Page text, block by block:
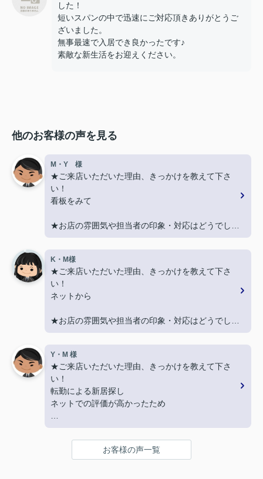
した！
短いスパンの中で迅速にご対応頂きありがとうご
ざいました。
無事最速で入居でき良かったです♪
素敵な新生活をお迎えください。
他のお客様の声を見る
M・Y 様
★ご来店いただいた理由、きっかけを教えて下さ
い！
看板をみて
★お店の雰囲気や担当者の印象・対応はどうでした
か？
親切に対応いただき良かったです！
★担当者、または当店に一言お願い致します！
契約まで色々とご対応いただきありがとうございま
した！
K・M様
★ご来店いただいた理由、きっかけを教えて下さ
い！
ネットから
★お店の雰囲気や担当者の印象・対応はどうでした
か？
LINEでのコミュニケーションでやりやすい！
★担当者、または当店に一言お願い致します！
沢山LINEを送ってしまいましたが、
丁寧にご対応いただきありがとうございました‼
Y・M 様
★ご来店いただいた理由、きっかけを教えて下さ
い！
転勤による新居探し
ネットでの評価が高かったため
★お店の雰囲気や担当者の印象・対応はどうでした
明るく接しやすく、頼りになる方でした。
お客様の声一覧